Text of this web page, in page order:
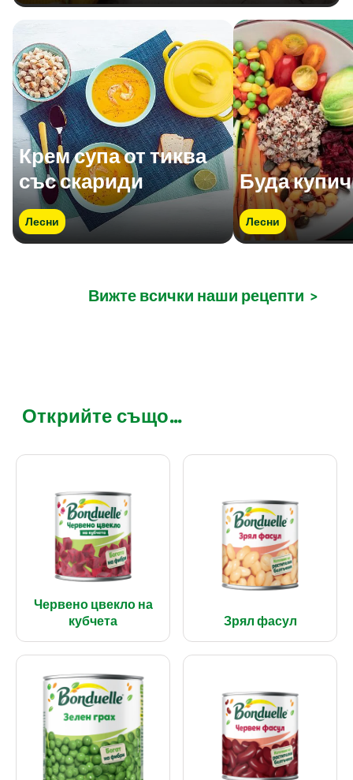
Крем супа от тиква
със скариди
Лесни
Буда
Лесни
Вижте всички наши рецепти >
Открийте също...
Червено цвекло на
кубчета
Зрял фасул